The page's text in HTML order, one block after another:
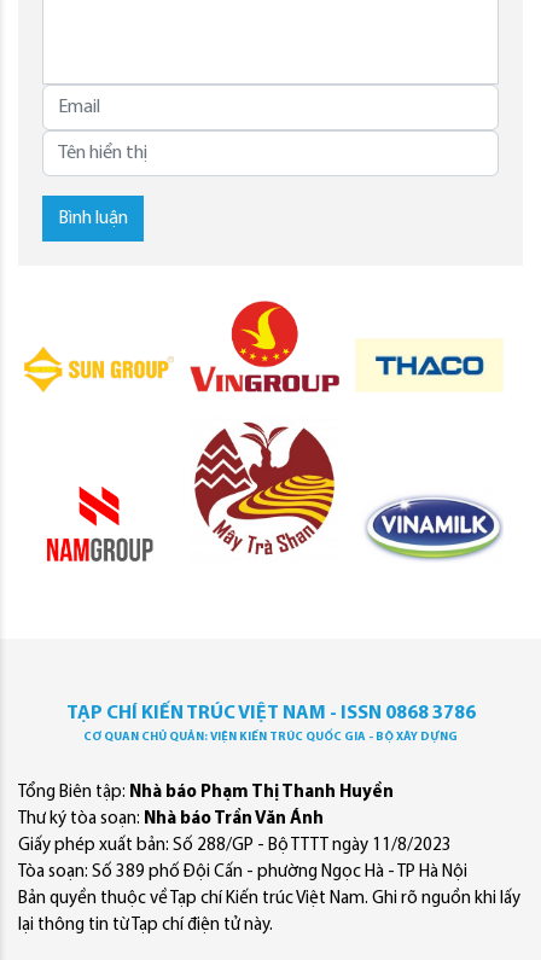
Bình luận
TẠP CHÍ KIẾN TRÚC VIỆT NAM - ISSN 0868 3786
CƠ QUAN CHỦ QUẢN: VIỆN KIẾN TRÚC QUỐC GIA - BỘ XÂY DỰNG
Tổng Biên tập: Nhà báo Phạm Thị Thanh Huyền
Thư ký tòa soạn: Nhà báo Trần Văn Ánh
Giấy phép xuất bản: Số 288/GP - Bộ TTTT ngày 11/8/2023
Tòa soạn: Số 389 phố Đội Cấn - phường Ngọc Hà - TP Hà Nội
Bản quyền thuộc về Tạp chí Kiến trúc Việt Nam. Ghi rõ nguồn khi lấy
lại thông tin từ Tạp chí điện tử này.